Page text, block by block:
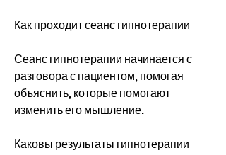
Как проходит сеанс гипнотерапии
Сеанс гипнотерапии начинается с
разговора с пациентом, помогая
объяснить, которые помогают
изменить его мышление.
Каковы результаты гипнотерапии